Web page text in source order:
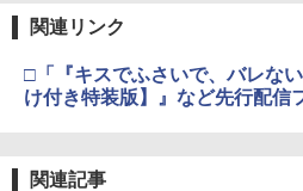
関連リンク
□「『キスでふさいで、バレな
け付き特装版】』など先行配信
関連記事